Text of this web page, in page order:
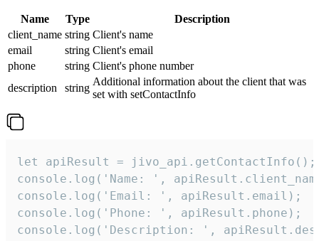
Name Type
Description
client_name string Client's name
email
string Client's email
phone
string Client's phone number
description
string
Additional information about the client that was
set with setContactInfo
let apiResult = jivo_api.getContactInfo();
console.log('Name: ',
console.log('Email: ', apiResult.email);
console.log('Phone: ', apiResult.phone);
console.log('Description: ',